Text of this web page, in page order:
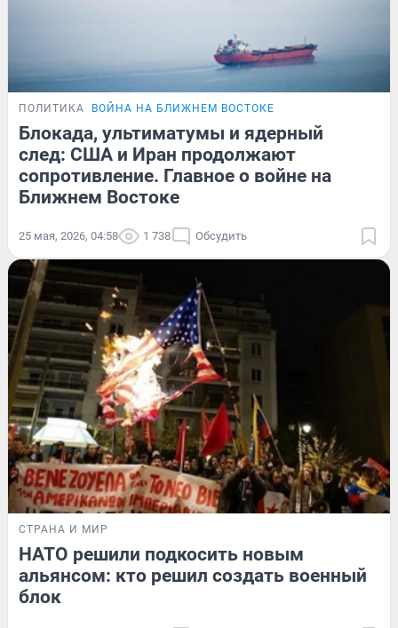
ПОЛИТИКА ВОЙНА НА БЛИЖНЕМ ВОСТОКЕ
Блокада, ультиматумы и ядерный
след: США и Иран продолжают
сопротивление. Главное о войне на
Ближнем Востоке
25 мая, 2026, 04:58 1 738 Обсудить
СТРАНА И МИР
НАТО решили подкосить новым
альянсом: кто решил создать военный
блок